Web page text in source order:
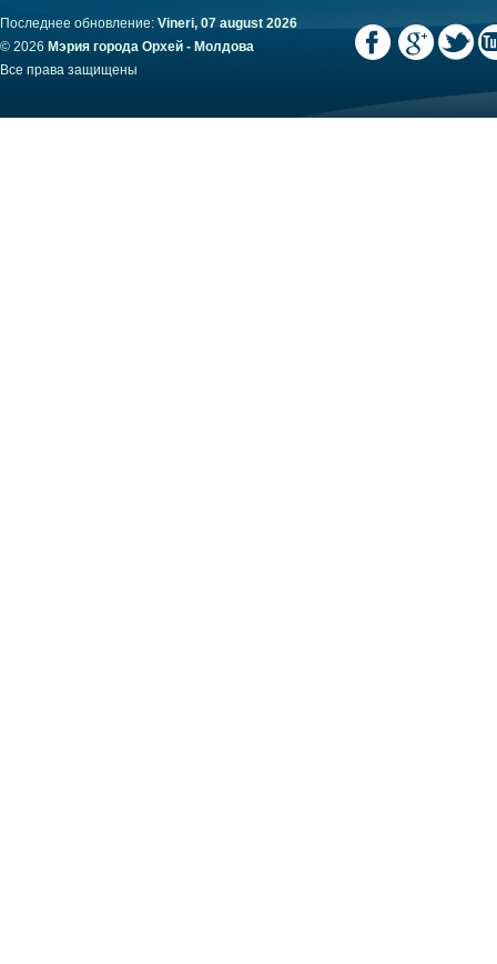
Последнее обновление: Vineri, 07 august 2026
© 2026 Мэрия города Орхей - Молдова
Все права защищены